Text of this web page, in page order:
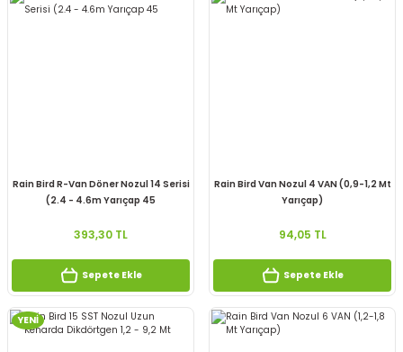
Rain Bird R-Van Döner Nozul 14 Serisi
(2.4 - 4.6m Yarıçap 45
393,30 TL
Sepete Ekle
Rain Bird Van Nozul 4 VAN (0,9-1,2 Mt
Yarıçap)
94,05 TL
Sepete Ekle
YENİ